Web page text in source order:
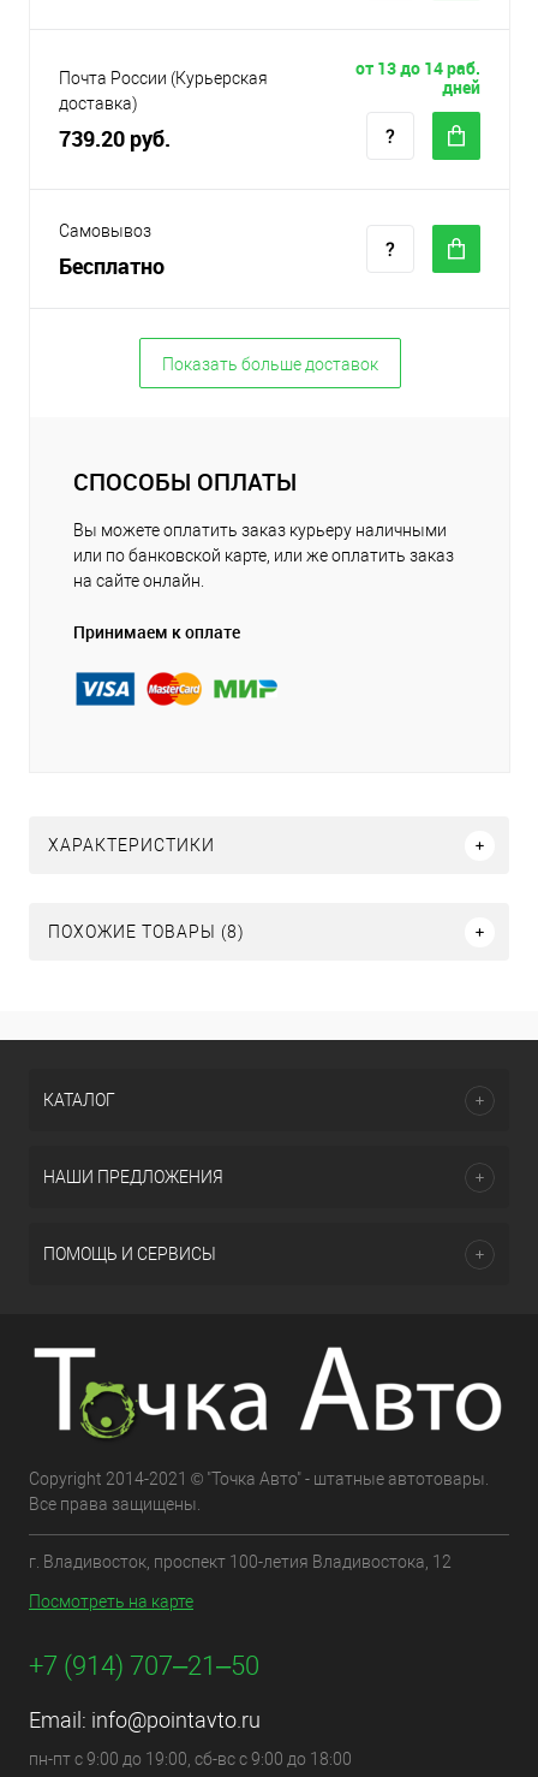
Почта России (Курьерская
доставка)
739.20 руб.
от 13 до 14 раб.
дней
Самовывоз
Бесплатно
Показать больше доставок
СПОСОБЫ ОПЛАТЫ
Вы можете оплатить заказ курьеру наличными
или по банковской карте, или же оплатить заказ
на сайте онлайн.
Принимаем к оплате
ХАРАКТЕРИСТИКИ
ПОХОЖИЕ ТОВАРЫ (8)
КАТАЛОГ
НАШИ ПРЕДЛОЖЕНИЯ
ПОМОЩЬ И СЕРВИСЫ
Copyright 2014-2021 © "Точка Авто" - штатные автотовары.
Все права защищены.
г. Владивосток, проспект 100-летия Владивостока, 12
Посмотреть на карте
+7 (914) 707‒21‒50
Email: info@pointavto.ru
пн-пт с 9:00 до 19:00, сб-вс с 9:00 до 18:00